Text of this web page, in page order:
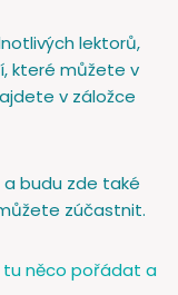
lektorů,
které můžete v
v záložce
a budu zde také
zúčastnit.
tu něco pořádat a